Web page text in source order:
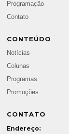
Programação
Contato
CONTEÚDO
Notícias
Colunas
Programas
Promoções
CONTATO
Endereço: